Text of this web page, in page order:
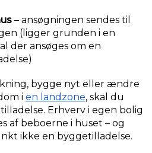
– ansøgningen sendes til
(ligger grunden i en
der ansøges om en
bygge nyt eller ændre
i en landzone, skal du
Erhverv i egen bolig
af beboerne i huset – og
ikke en byggetilladelse.